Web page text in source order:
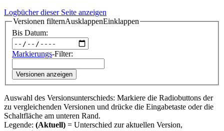
Logbücher dieser Seite anzeigen
Versionen filternAusklappenEinklappen
Bis Datum:
Markierungs-Filter:
Versionen anzeigen
Auswahl des Versionsunterschieds: Markiere die Radiobuttons der
zu vergleichenden Versionen und drücke die Eingabetaste oder die
Schaltfläche am unteren Rand.
Legende: (Aktuell) = Unterschied zur aktuellen Version,